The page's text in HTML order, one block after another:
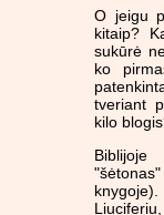
O jeigu
kitaip?
sukūrė
ko
tveriant
kilo